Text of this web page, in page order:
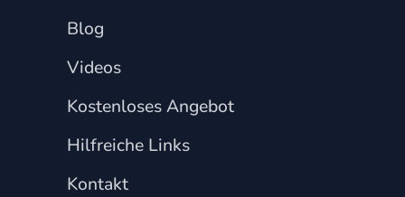
Blog
Videos
Kostenloses Angebot
Hilfreiche Links
Kontakt